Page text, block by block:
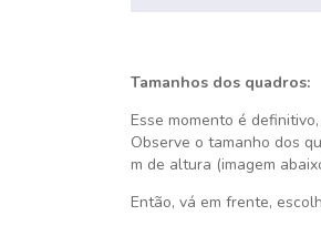
Tamanhos dos quadros:
Esse momento é definitivo,
Observe o tamanho dos
m de altura (imagem
Então, vá em frente,